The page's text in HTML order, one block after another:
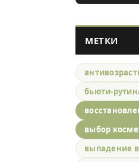
МЕТКИ
бьюти-
выбор
выпадение